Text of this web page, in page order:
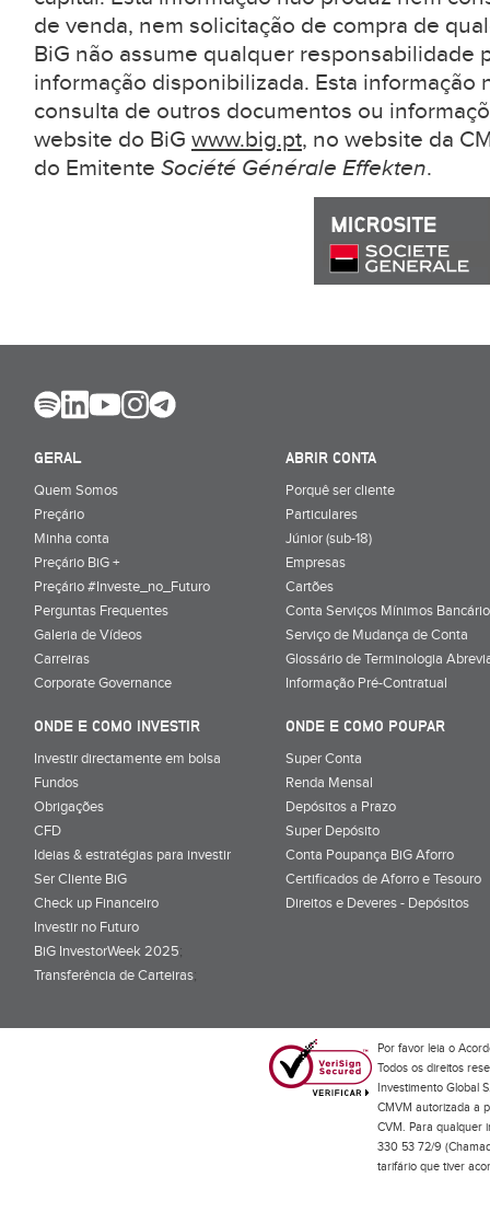
de venda, nem solicitação de compra de
BiG não assume qualquer responsabilidade
informação disponibilizada. Esta informação
consulta de outros documentos ou
website do BiG www.big.pt, no website da
do Emitente Société Générale Effekten.
GERAL
Quem Somos
Preçário
Minha conta
Preçário BiG +
Preçário #Investe_no_Futuro
Perguntas Frequentes
Galeria de Vídeos
Carreiras
Corporate Governance
ABRIR CONTA
Porquê ser cliente
Particulares
Júnior (sub-18)
Empresas
Cartões
Conta Serviços Mínimos
Serviço de Mudança de Conta
Glossário de Terminologia
Informação Pré-Contratual
ONDE E COMO INVESTIR
Investir directamente em bolsa
Fundos
Obrigações
CFD
Ideias & estratégias para investir
Ser Cliente BiG
Check up Financeiro
Investir no Futuro
BiG InvestorWeek 2025;
Transferência de Carteiras;
ONDE E COMO POUPAR
Super Conta
Renda Mensal
Depósitos a Prazo
Super Depósito
Conta Poupança BiG Aforro
Certificados de Aforro e Tesouro
Direitos e Deveres - Depósitos
Por favor leia o
Todos os direitos
Investimento Global
CMVM autorizada a
CVM. Para qualquer
330 53 72/9
tarifário que tiver